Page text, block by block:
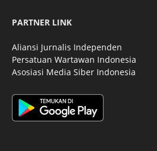
PARTNER LINK
Aliansi Jurnalis Independen
Persatuan Wartawan Indonesia
Asosiasi Media Siber Indonesia